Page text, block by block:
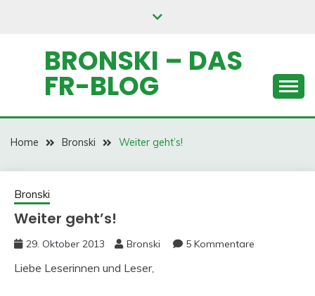
BRONSKI – DAS
FR-BLOG
Home Bronski Weiter geht’s!
Bronski
Weiter geht’s!
29. Oktober 2013 Bronski 5 Kommentare
Liebe Leserinnen und Leser,